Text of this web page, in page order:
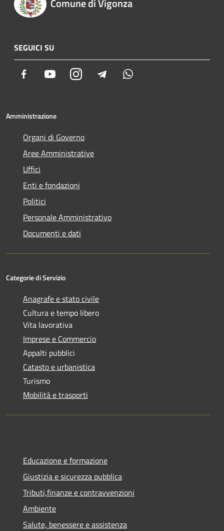
Comune di Vigonza
SEGUICI SU
Facebook YoutubeInstagram Telegram
Amministrazione
Organi di Governo
Aree Amministrative
Uffici
Enti e fondazioni
Politici
Personale Amministrativo
Documenti e dati
Categorie di Servizio
Anagrafe e stato civile
Cultura e tempo libero
Vita lavorativa
Imprese e Commercio
Appalti pubblici
Catasto e urbanistica
Turismo
Mobilità e trasporti
Educazione e formazione
Giustizia e sicurezza pubblica
Tributi,finanze e contravvenzioni
Ambiente
Salute, benessere e assistenza